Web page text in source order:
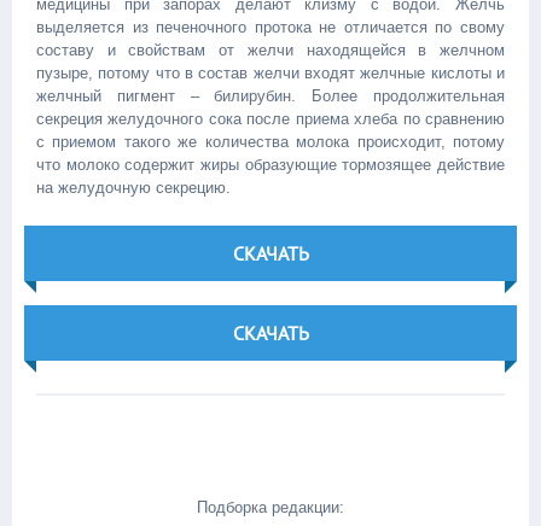
медицины при запорах делают клизму с водой. Желчь
выделяется из печеночного протока не отличается по свому
составу и свойствам от желчи находящейся в желчном
пузыре, потому что в состав желчи входят желчные кислоты и
желчный пигмент – билирубин. Более продолжительная
секреция желудочного сока после приема хлеба по сравнению
с приемом такого же количества молока происходит, потому
что молоко содержит жиры образующие тормозящее действие
на желудочную секрецию.
СКАЧАТЬ
СКАЧАТЬ
Подборка редакции: